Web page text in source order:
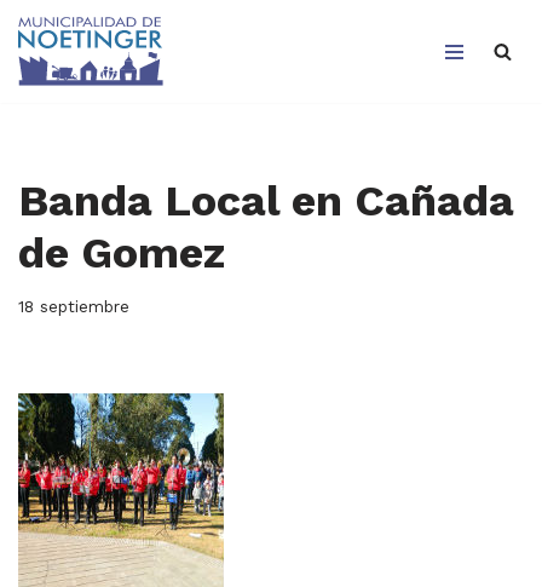
Saltar
Banda Local en Cañada
de Gomez
18 septiembre